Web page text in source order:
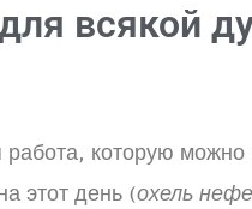
всякой
которую можно
этот день (охель